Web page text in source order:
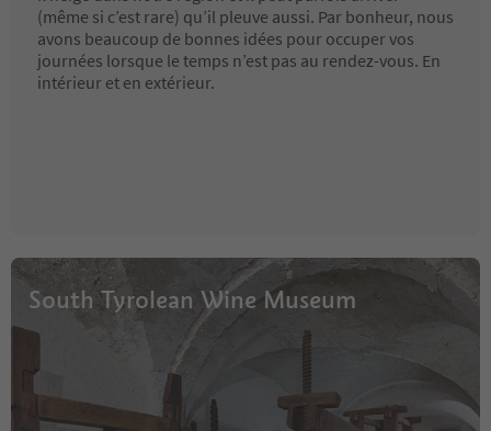
(même si c’est rare) qu’il pleuve aussi. Par bonheur, nous
avons beaucoup de bonnes idées pour occuper vos
journées lorsque le temps n’est pas au rendez-vous. En
intérieur et en extérieur.
South Tyrolean Wine Museum